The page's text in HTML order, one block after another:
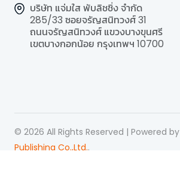
บริษัท แจ่มใส พับลิชชิ่ง จำกัด
285/33 ซอยจรัญสนิทวงศ์ 31
ถนนจรัญสนิทวงศ์ แขวงบางขุนศรี
เขตบางกอกน้อย กรุงเทพฯ 10700
© 2026 All Rights Reserved | Powered by
Publishing Co.,Ltd..